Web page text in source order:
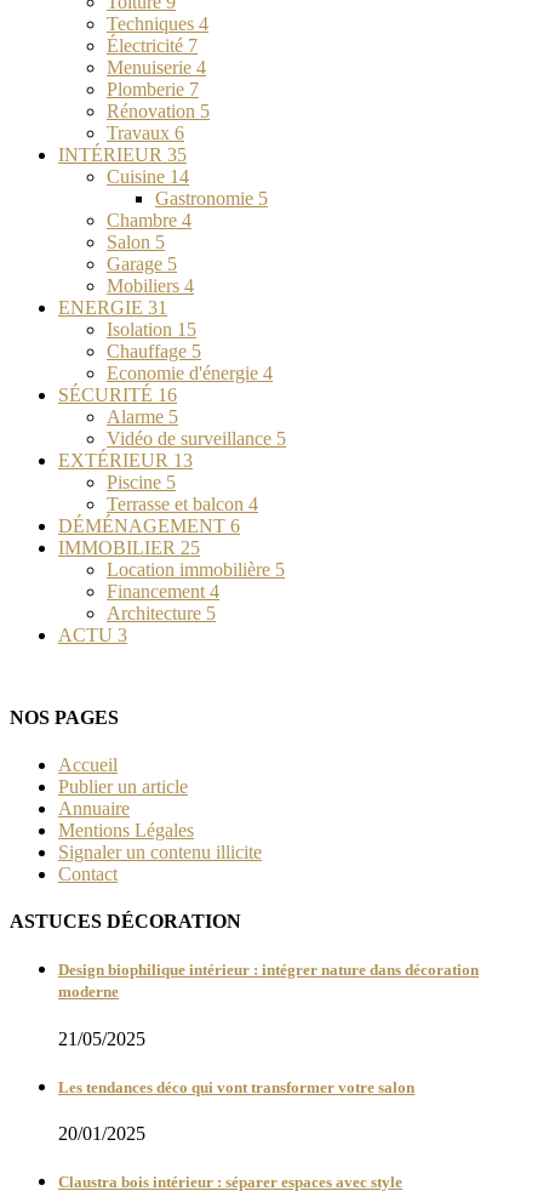
Techniques 4
Électricité 7
Menuiserie 4
Plomberie 7
Rénovation 5
Travaux 6
INTÉRIEUR 35
Cuisine 14
Gastronomie 5
Chambre 4
Salon 5
Garage 5
Mobiliers 4
ENERGIE 31
Isolation 15
Chauffage 5
Economie d'énergie 4
SÉCURITÉ 16
Alarme 5
Vidéo de surveillance 5
EXTÉRIEUR 13
Piscine 5
Terrasse et balcon 4
DÉMÉNAGEMENT 6
IMMOBILIER 25
Location immobilière 5
Financement 4
Architecture 5
ACTU 3
NOS PAGES
Accueil
Publier un article
Annuaire
Mentions Légales
Signaler un contenu illicite
Contact
ASTUCES DÉCORATION
Design biophilique intérieur : intégrer nature dans décoration
moderne
21/05/2025
Les tendances déco qui vont transformer votre salon
20/01/2025
Claustra bois intérieur : séparer espaces avec style